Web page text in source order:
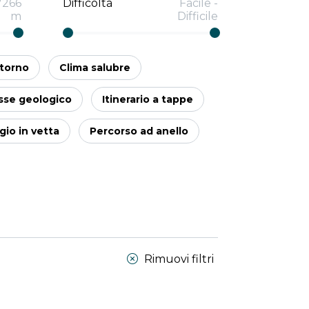
m
Difficoltà Facile -
Difficile
Clima salubre
geologico Itinerario a tappe
in vetta Percorso ad anello
Rimuovi filtri